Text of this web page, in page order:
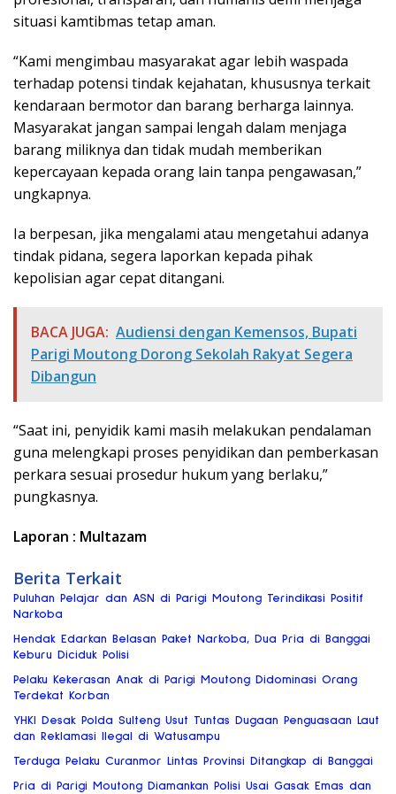
situasi kamtibmas tetap aman.
“Kami mengimbau masyarakat agar lebih waspada
terhadap potensi tindak kejahatan, khususnya terkait
kendaraan bermotor dan barang berharga lainnya.
Masyarakat jangan sampai lengah dalam menjaga
barang miliknya dan tidak mudah memberikan
kepercayaan kepada orang lain tanpa pengawasan,”
ungkapnya.
Ia berpesan, jika mengalami atau mengetahui adanya
tindak pidana, segera laporkan kepada pihak
kepolisian agar cepat ditangani.
BACA JUGA: Audiensi dengan Kemensos, Bupati
Parigi Moutong Dorong Sekolah Rakyat Segera
Dibangun
“Saat ini, penyidik kami masih melakukan pendalaman
guna melengkapi proses penyidikan dan pemberkasan
perkara sesuai prosedur hukum yang berlaku,”
pungkasnya.
Laporan : Multazam
Berita Terkait
Puluhan Pelajar dan ASN di Parigi Moutong Terindikasi Positif
Narkoba
Hendak Edarkan Belasan Paket Narkoba, Dua Pria di Banggai
Keburu Diciduk Polisi
Pelaku Kekerasan Anak di Parigi Moutong Didominasi Orang
Terdekat Korban
YHKI Desak Polda Sulteng Usut Tuntas Dugaan Penguasaan Laut
dan Reklamasi Ilegal di Watusampu
Terduga Pelaku Curanmor Lintas Provinsi Ditangkap di Banggai
Pria di Parigi Moutong Diamankan Polisi Usai Gasak Emas dan